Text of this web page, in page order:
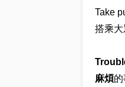
Take
搭乘
麻煩的